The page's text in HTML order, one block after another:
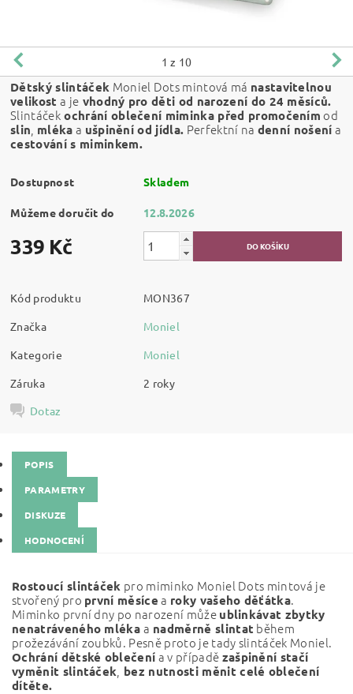
1 z 10
Dětský slintáček Moniel Dots mintová má nastavitelnou
velikost a je vhodný pro děti od narození do 24 měsíců.
Slintáček ochrání oblečení miminka před promočením od
slin mléka a ušpinění od jídla. Perfektní na denní nošení a
cestování s miminkem.
Dostupnost Skladem
Můžeme doručit do 12.8.2026
339 Kč
Kód produktu
MON367
Značka
Moniel
Kategorie
Moniel
Záruka
2 roky
Dotaz
POPIS
PARAMETRY
DISKUZE
HODNOCENÍ
Rostoucí slintáček pro miminko Moniel Dots mintová je
stvořený pro první měsíce a roky vašeho děťátka.
Miminko první dny po narození může ublinkávat zbytky
nenatráveného mlékaa nadměrně slintat během
prožezávání zoubků. Pesně proto je tady slintáček Moniel.
Ochrání dětské oblečení a v případě zašpinění stačí
vyměnit slintáček bez nutnosti měnit celé oblečení
dítěte.